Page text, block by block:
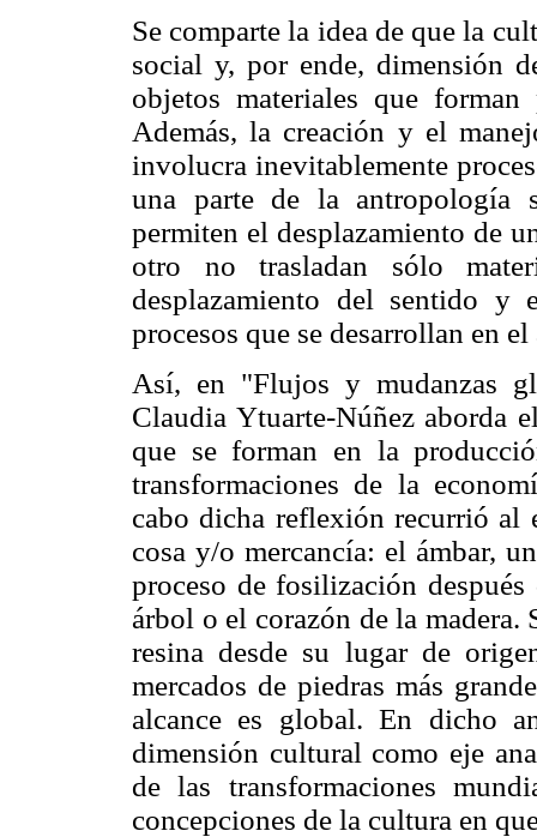
Se comparte la idea de que la
social y, por ende, dimensión
objetos materiales que
Además, la creación y el
involucra inevitablemente
una parte de la antropología
permiten el desplazamiento de
otro no trasladan sólo
desplazamiento del sentido
procesos que se desarrollan en
Así, en "Flujos y mudanzas
Claudia Ytuarte-Núñez aborda
que se forman en la
transformaciones de la
cabo dicha reflexión recurrió al
cosa y/o mercancía: el ámbar,
proceso de fosilización
árbol o el corazón de la madera.
resina desde su lugar de
mercados de piedras más
alcance es global. En dicho
dimensión cultural como eje
de las transformaciones
concepciones de la cultura en